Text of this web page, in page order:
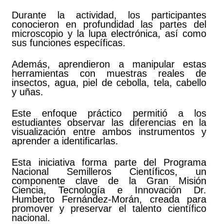
Durante la actividad, los participantes
conocieron en profundidad las partes del
microscopio y la lupa electrónica, así como
sus funciones específicas.
Además, aprendieron a manipular estas
herramientas con muestras reales de
insectos, agua, piel de cebolla, tela, cabello
y uñas.
Este enfoque práctico permitió a los
estudiantes observar las diferencias en la
visualización entre ambos instrumentos y
aprender a identificarlas.
Esta iniciativa forma parte del Programa
Nacional Semilleros Científicos, un
componente clave de la Gran Misión
Ciencia, Tecnología e Innovación Dr.
Humberto Fernández-Morán, creada para
promover y preservar el talento científico
nacional.